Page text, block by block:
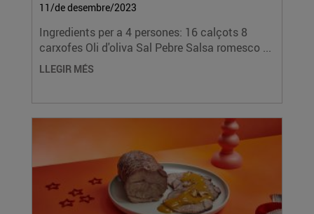
11/de desembre/2023
Ingredients per a 4 persones: 16 calçots 8
carxofes Oli d'oliva Sal Pebre Salsa romesco ...
LLEGIR MÉS